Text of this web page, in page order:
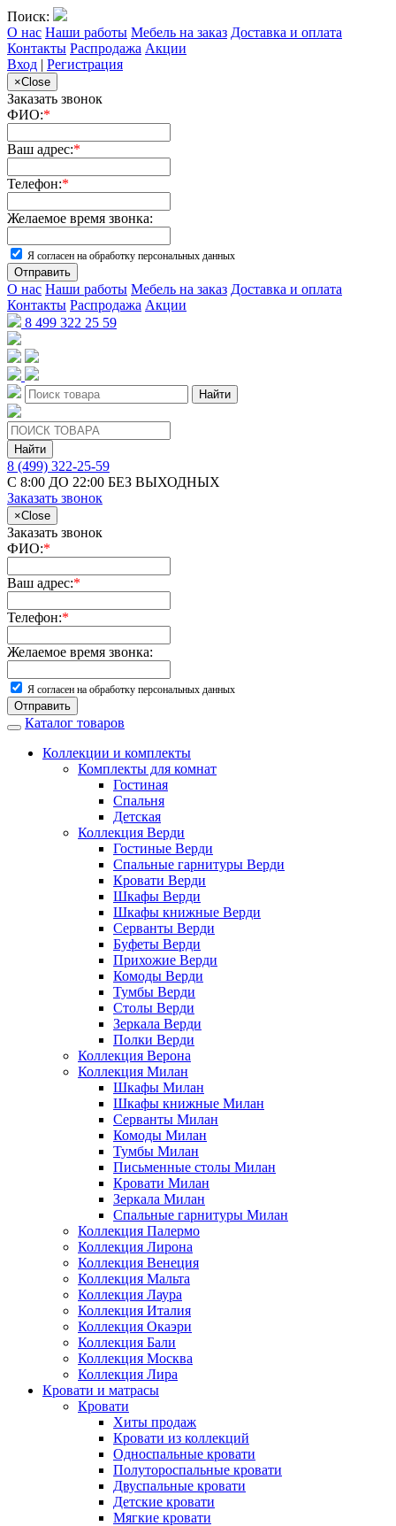
Поиск:
О нас Наши работы Мебель на заказ Доставка и оплата
Контакты Распродажа Акции
Вход | Регистрация
×Close
Заказать звонок
ФИО:*
Ваш адрес:*
Телефон:*
Желаемое время звонка:
Я согласен на обработку персональных данных
Отправить
О нас Наши работы Мебель на заказ Доставка и оплата
Контакты Распродажа Акции
8 499 322 25 59
Найти
Найти
8 (499) 322-25-59
С 8:00 ДО 22:00 БЕЗ ВЫХОДНЫХ
Заказать звонок
×Close
Заказать звонок
ФИО:*
Ваш адрес:*
Телефон:*
Желаемое время звонка:
Я согласен на обработку персональных данных
Отправить
Каталог товаров
Коллекции и комплекты
Комплекты для комнат
Гостиная
Спальня
Детская
Коллекция Верди
Гостиные Верди
Спальные гарнитуры Верди
Кровати Верди
Шкафы Верди
Шкафы книжные Верди
Серванты Верди
Буфеты Верди
Прихожие Верди
Комоды Верди
Тумбы Верди
Столы Верди
Зеркала Верди
Полки Верди
Коллекция Верона
Коллекция Милан
Шкафы Милан
Шкафы книжные Милан
Серванты Милан
Комоды Милан
Тумбы Милан
Письменные столы Милан
Кровати Милан
Зеркала Милан
Спальные гарнитуры Милан
Коллекция Палермо
Коллекция Лирона
Коллекция Венеция
Коллекция Мальта
Коллекция Лаура
Коллекция Италия
Коллекция Окаэри
Коллекция Бали
Коллекция Москва
Коллекция Лира
Кровати и матрасы
Кровати
Хиты продаж
Кровати из коллекций
Односпальные кровати
Полутороспальные кровати
Двуспальные кровати
Детские кровати
Мягкие кровати